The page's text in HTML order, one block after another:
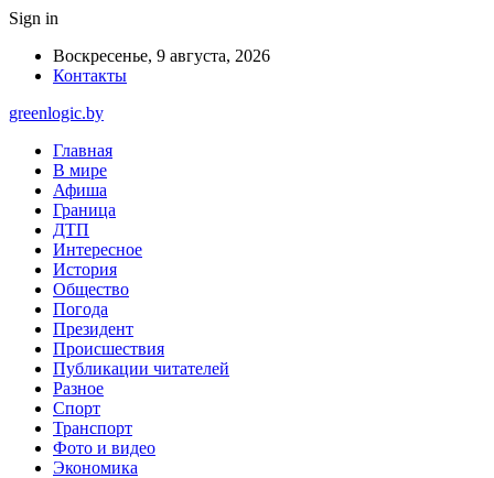
Sign in
Воскресенье, 9 августа, 2026
Контакты
greenlogic.by
Главная
В мире
Афиша
Граница
ДТП
Интересное
История
Общество
Погода
Президент
Происшествия
Публикации читателей
Разное
Спорт
Транспорт
Фото и видео
Экономика